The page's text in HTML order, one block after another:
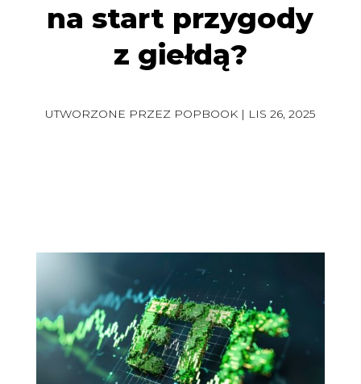
na start przygody
z giełdą?
UTWORZONE PRZEZ POPBOOK | LIS 26, 2025